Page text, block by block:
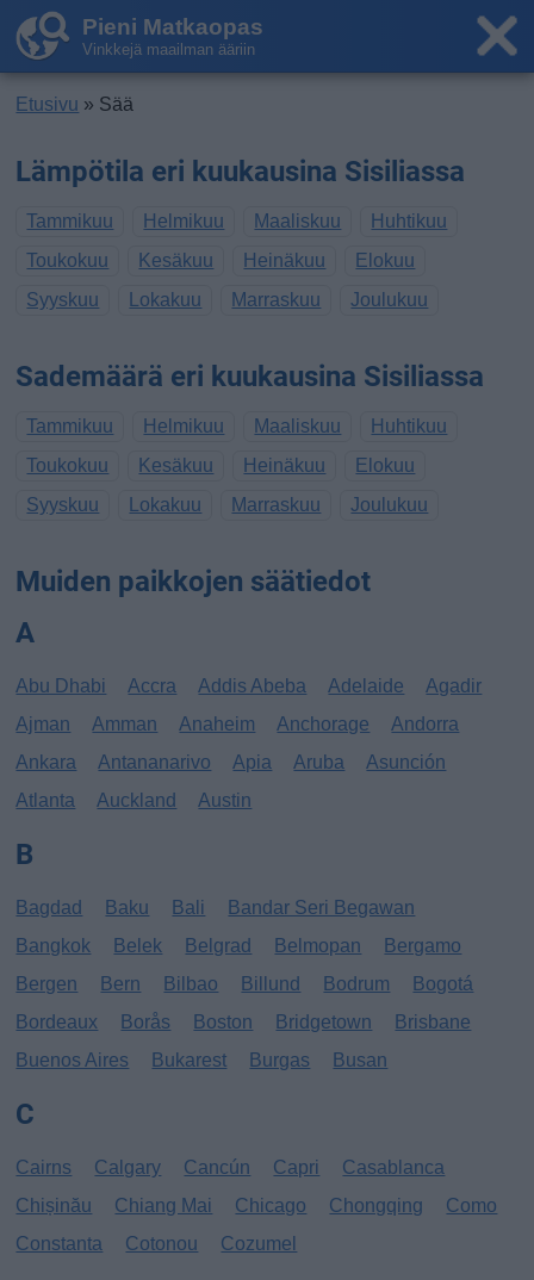
Pieni Matkaopas
Vinkkejä maailman ääriin
Etusivu » Sää
Lämpötila eri kuukausina Sisiliassa
Tammikuu Helmikuu Maaliskuu
Huhtikuu
Toukokuu
Kesäkuu Heinäkuu
Elokuu
Syyskuu
Lokakuu Marraskuu Joulukuu
Sademäärä eri kuukausina Sisiliassa
Tammikuu Helmikuu Maaliskuu
Huhtikuu
Toukokuu
Kesäkuu Heinäkuu
Elokuu
Syyskuu
Lokakuu Marraskuu Joulukuu
Muiden paikkojen säätiedot
A
Abu Dhabi Accra Addis Abeba Adelaide
Agadir
Ajman
Amman Anaheim Anchorage
Andorra
Ankara
Antananarivo Apia Aruba
Asunción
Atlanta
Auckland Austin
B
Bagdad Baku Bali
Bandar Seri Begawan
Bangkok
Belek Belgrad Belmopan
Bergamo
Bergen
Bern Bilbao Billund Bodrum
Bogotá
Bordeaux
Borås Boston Bridgetown
Brisbane
Buenos Aires
Bukarest Burgas Busan
C
Cairns Calgary Cancún Capri
Casablanca
Chișinău
Chiang Mai Chicago Chongqing
Como
Constanta
Cotonou Cozumel